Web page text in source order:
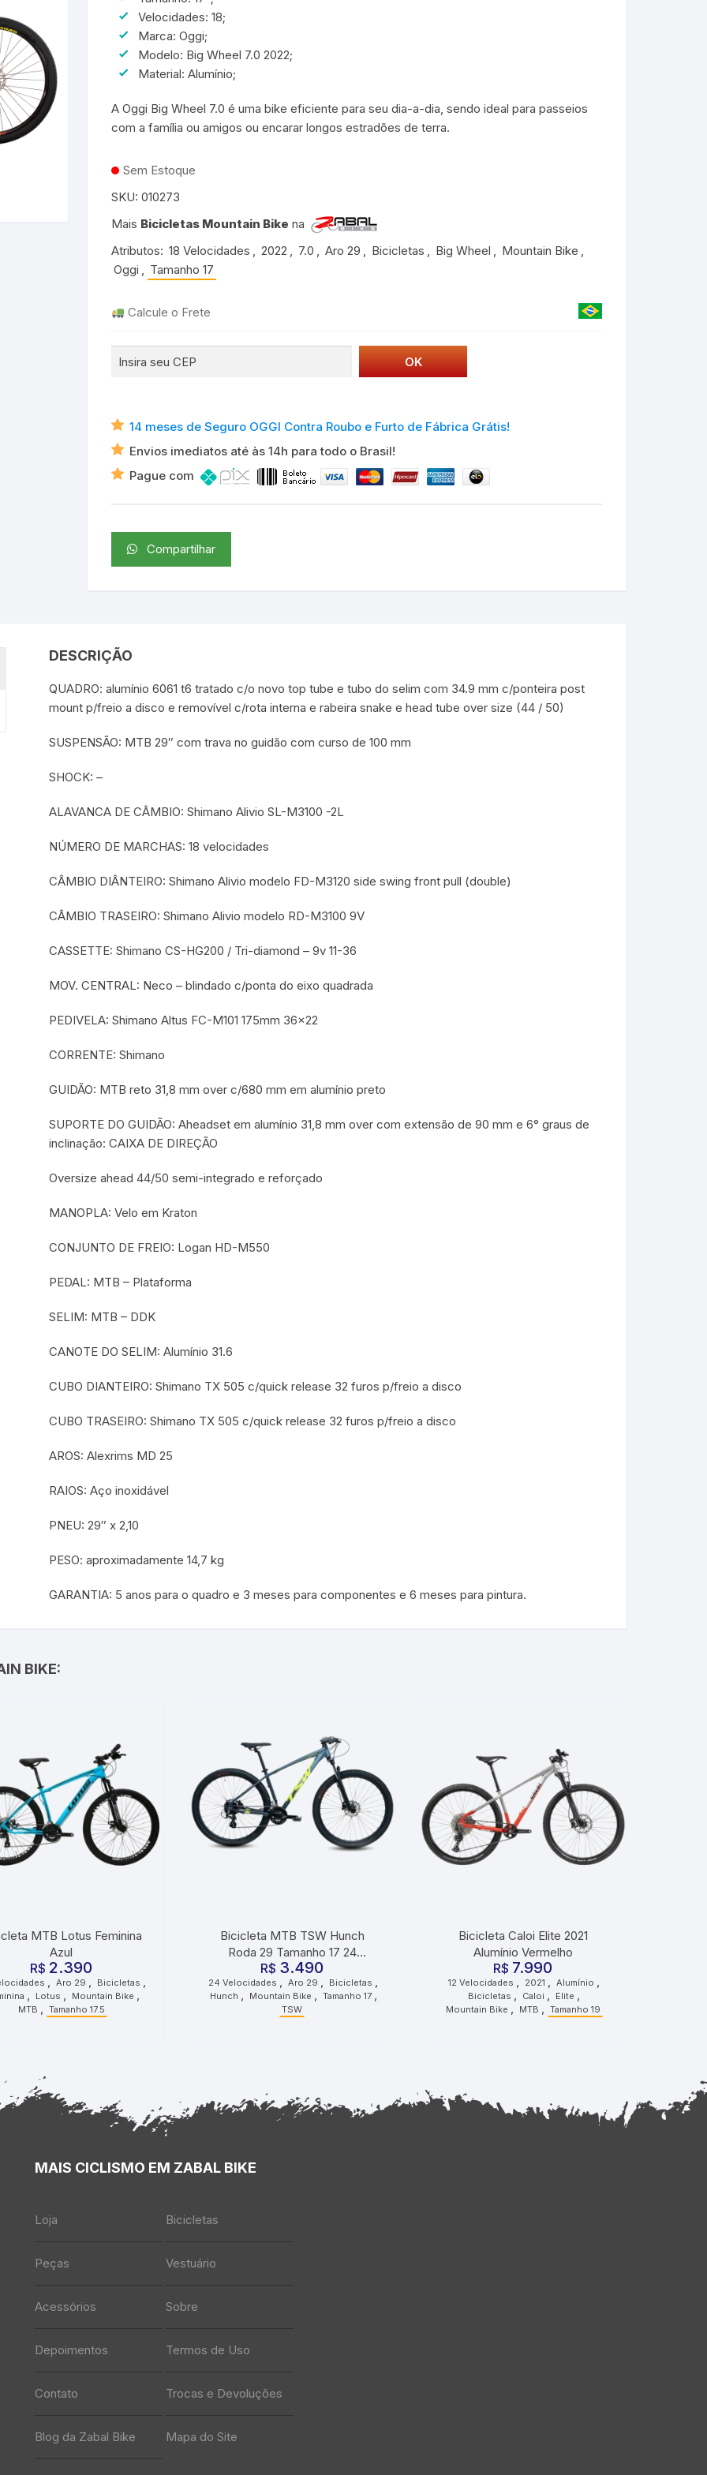
Bicicletas Aro 24 para
Meninas
Bicicletas Aro 20 para
Meninos
Bicicletas Aro 24 para
17″ ou 18″
19″ ou 20″
21″ ou 22″
29
Cross Country
50 a 53cm
53 a 56cm
56 a 59cm
26
27.5
e ShortsMochilas de Hidratação
Taco de Pedal
Groove
TSW
Durban
Shimano
Michelin
HB
Velocidades: 18;
Marca: Oggi;
Modelo: Big Wheel 7.0 2022;
Material: Alumínio;
A Oggi Big Wheel 7.0 é uma bike eficiente para seu dia-a-dia, sendo ideal para passeios
com a família ou amigos ou encarar longos estradões de terra.
Sem Estoque
SKU: 010273
Mais Bicicletas Mountain Bike na
Atributos: 18 Velocidades , 2022 , 7.0 , Aro 29 , Bicicletas , Big Wheel , Mountain Bike ,
Oggi , Tamanho 17
Calcule o Frete
14 meses de Seguro OGGI Contra Roubo e Furto de Fábrica Grátis!
Envios imediatos até às 14h para todo o Brasil!
Pague com
Compartilhar
DESCRIÇÃO
QUADRO: alumínio 6061 t6 tratado c/o novo top tube e tubo do selim com 34.9 mm c/ponteira post
mount p/freio a disco e removível c/rota interna e rabeira snake e head tube over size (44 / 50)
SUSPENSÃO: MTB 29″ com trava no guidão com curso de 100 mm
SHOCK: –
ALAVANCA DE CÂMBIO: Shimano Alivio SL-M3100 -2L
NÚMERO DE MARCHAS: 18 velocidades
CÂMBIO DIÂNTEIRO: Shimano Alivio modelo FD-M3120 side swing front pull (double)
CÂMBIO TRASEIRO: Shimano Alivio modelo RD-M3100 9V
CASSETTE: Shimano CS-HG200 / Tri-diamond – 9v 11-36
MOV. CENTRAL: Neco – blindado c/ponta do eixo quadrada
PEDIVELA: Shimano Altus FC-M101 175mm 36×22
CORRENTE: Shimano
GUIDÃO: MTB reto 31,8 mm over c/680 mm em alumínio preto
SUPORTE DO GUIDÃO: Aheadset em alumínio 31,8 mm over com extensão de 90 mm e 6° graus de
inclinação: CAIXA DE DIREÇÃO
Oversize ahead 44/50 semi-integrado e reforçado
MANOPLA: Velo em Kraton
CONJUNTO DE FREIO: Logan HD-M550
PEDAL: MTB – Plataforma
SELIM: MTB – DDK
CANOTE DO SELIM: Alumínio 31.6
CUBO DIANTEIRO: Shimano TX 505 c/quick release 32 furos p/freio a disco
CUBO TRASEIRO: Shimano TX 505 c/quick release 32 furos p/freio a disco
AROS: Alexrims MD 25
RAIOS: Aço inoxidável
PNEU: 29″ x 2,10
PESO: aproximadamente 14,7 kg
GARANTIA: 5 anos para o quadro e 3 meses para componentes e 6 meses para pintura.
BIKE:
MTB Lotus Feminina
Azul
R$ 2.390
, Aro 29 , Bicicletas ,
, Lotus , Mountain Bike ,
MTB , Tamanho 17.5
Bicicleta MTB TSW Hunch
Roda 29 Tamanho 17 24
Velocidades Cinza Preto Verde
R$ 3.490
24 Velocidades , Aro 29 , Bicicletas ,
Hunch , Mountain Bike , Tamanho 17 ,
TSW
Bicicleta Caloi Elite 2021
Alumínio Vermelho
R$ 7.990
12 Velocidades , 2021 , Alumínio ,
Bicicletas , Caloi , Elite ,
Mountain Bike , MTB , Tamanho 19
MAIS CICLISMO EM ZABAL BIKE
Loja Bicicletas
Peças Vestuário
Acessórios Sobre
Depoimentos Termos de Uso
Contato Trocas e Devoluções
Blog da Zabal Bike Mapa do Site